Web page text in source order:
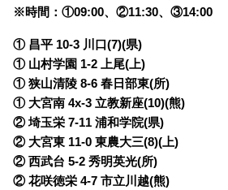
※時間：①09:00、②11:30、③14:00
① 昌平 10-3 川口(7)(県)
① 山村学園 1-2 上尾(上)
① 狭山清陵 8-6 春日部東(所)
① 大宮南 4x-3 立教新座(10)(熊)
② 埼玉栄 7-11 浦和学院(県)
② 大宮東 11-0 東農大三(8)(上)
② 西武台 5-2 秀明英光(所)
② 花咲徳栄 4-7 市立川越(熊)